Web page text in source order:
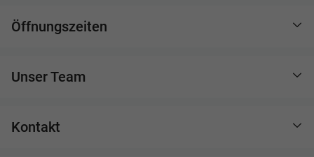
Öffnungszeiten
Unser Team
Kontakt